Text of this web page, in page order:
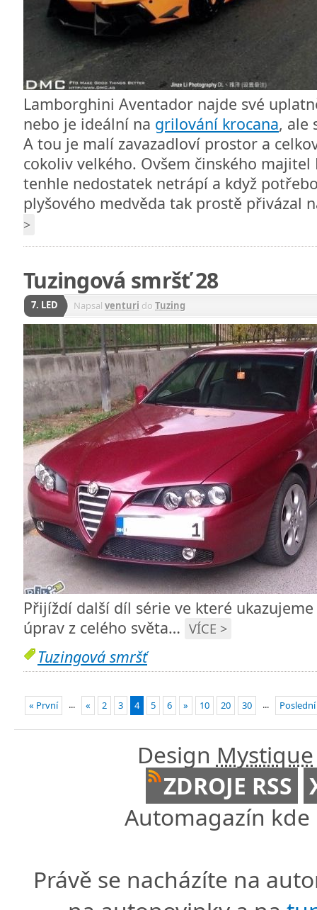
Lamborghini Aventador najde své
nebo je ideální na grilování krocana, ale
A tou je malí zavazadloví prostor a
cokoliv velkého. Ovšem činského
tenhle nedostatek netrápí a když
plyšového medvěda tak prostě přivázal
>
Tuzingová smršť 28
7. LED Napsal venturi do Tuzing
Přijíždí další díl série ve které
úprav z celého světa… VÍCE >
Tuzingová smršť
« První ... « 2 3 4 5 6 » 10 20 30 ...
Design Mystique
ZDROJE RSS
Automagazín
Právě se nacházíte na